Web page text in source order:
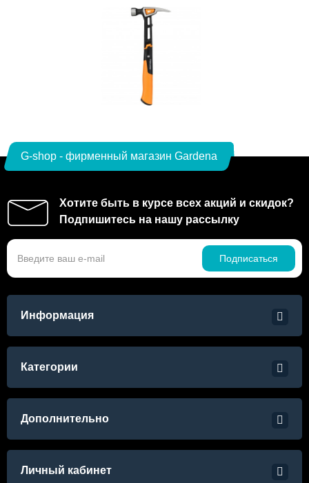
G-shop - фирменный магазин Gardena
Хотите быть в курсе всех акций и скидок?
Подпишитесь на нашу рассылку
Подписаться
Информация
Категории
Дополнительно
Личный кабинет